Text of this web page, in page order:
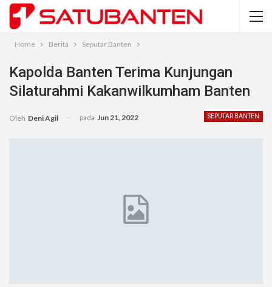
Home Berita Seputar Banten
Kapolda Banten Terima Kunjungan
Silaturahmi Kakanwilkumham Banten
SEPUTAR BANTEN
Oleh Deni Agil pada Jun 21, 2022